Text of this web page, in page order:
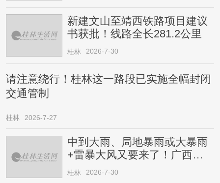
新建文山至靖西铁路项目建议
书获批！线路全长281.2公里
桂林 2026-7-30
请注意绕行！桂林这一路段已实施全幅封闭
交通管制
桂林 2026-7-27
中到大雨、局地暴雨或大暴雨
+雷暴大风又要来了！广西人
请注意
桂林 2026-7-30